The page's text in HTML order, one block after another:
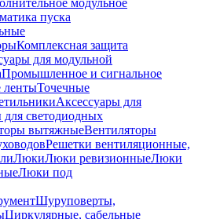
модульное
пуска
Комплексная защита
для модульной
Промышленное и сигнальное
лентыТочечные
Аксессуары для
для светодиодных
вытяжныеВентиляторы
Решетки вентиляционные,
ЛюкиЛюки ревизионныеЛюки
Люки под
Шуруповерты,
Циркулярные, сабельные